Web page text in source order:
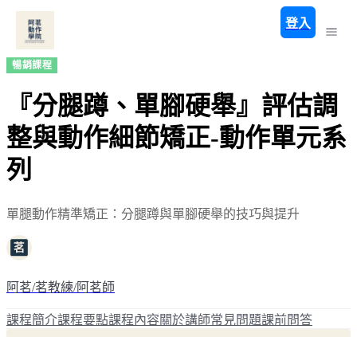
登入
暢銷課程
『分腿蹲、單腳硬舉』評估調
整與動作細節矯正-動作單元系
列
單腿動作精準矯正：分腿蹲與單腳硬舉的技巧與提升
阿茗/茗教練/阿茗師
課程簡介課程要點課程內容關於講師常見問題課前問答